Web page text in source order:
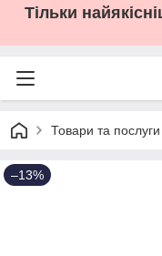
Тільки
Товари та послуги
–13%